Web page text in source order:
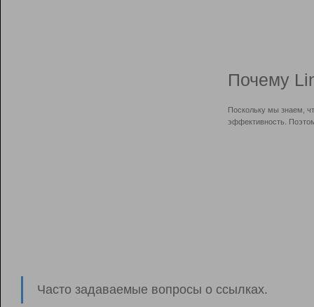
Почему
Поскольку мы знаем,
эффективность.
Часто задаваемые вопросы о ссылках.